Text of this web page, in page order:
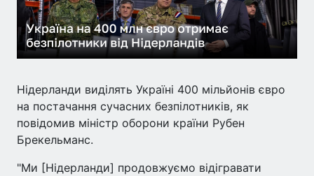
Нідерланди виділять Україні 400 мільйонів євро
на постачання сучасних безпілотників, як
повідомив міністр оборони країни Рубен
Брекельманс.
"Ми [Нідерланди] продовжуємо відігравати